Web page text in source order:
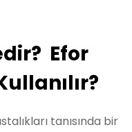
Efor
tanısında bir